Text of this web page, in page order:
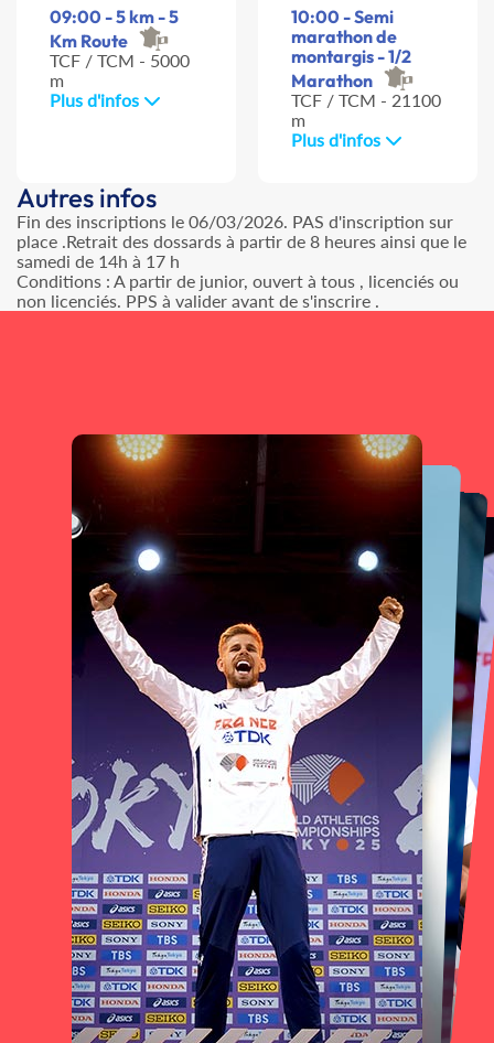
09:00 - 5 km - 5
Km Route
TCF / TCM - 5000
m
Plus d'infos
10:00 - Semi
marathon de
montargis - 1/2
Marathon
TCF / TCM - 21100
m
Plus d'infos
Autres infos
Fin des inscriptions le 06/03/2026. PAS d'inscription sur
place .Retrait des dossards à partir de 8 heures ainsi que le
samedi de 14h à 17 h
Conditions : A partir de junior, ouvert à tous , licenciés ou
non licenciés. PPS à valider avant de s'inscrire .